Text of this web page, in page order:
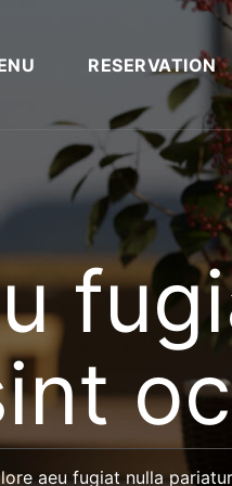
RESERVATION
aeu fugiat nulla